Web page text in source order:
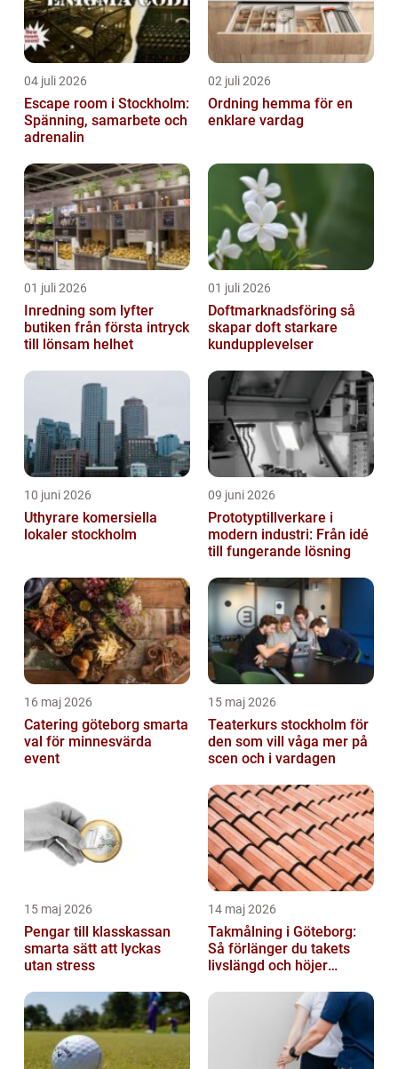
04 juli 2026
Escape room i Stockholm:
Spänning, samarbete och
adrenalin
02 juli 2026
Ordning hemma för en
enklare vardag
01 juli 2026
Inredning som lyfter
butiken från första intryck
till lönsam helhet
01 juli 2026
Doftmarknadsföring så
skapar doft starkare
kundupplevelser
10 juni 2026
Uthyrare komersiella
lokaler stockholm
09 juni 2026
Prototyptillverkare i
modern industri: Från idé
till fungerande lösning
16 maj 2026
Catering göteborg smarta
val för minnesvärda
event
15 maj 2026
Teaterkurs stockholm för
den som vill våga mer på
scen och i vardagen
15 maj 2026
Pengar till klasskassan
smarta sätt att lyckas
utan stress
14 maj 2026
Takmålning i Göteborg:
Så förlänger du takets
livslängd och höjer